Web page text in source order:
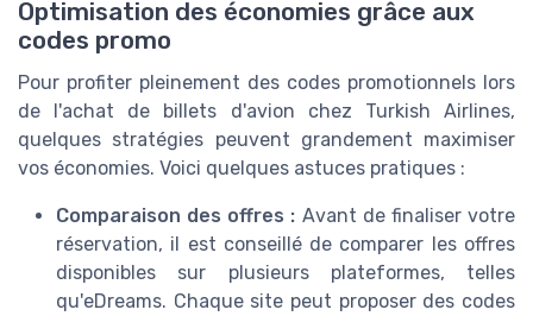
Optimisation des économies grâce aux
codes promo
Pour profiter pleinement des codes promotionnels lors
de l'achat de billets d'avion chez Turkish Airlines,
quelques stratégies peuvent grandement maximiser
vos économies. Voici quelques astuces pratiques :
Comparaison des offres : Avant de finaliser votre
réservation, il est conseillé de comparer les offres
disponibles sur plusieurs plateformes, telles
qu'eDreams. Chaque site peut proposer des codes